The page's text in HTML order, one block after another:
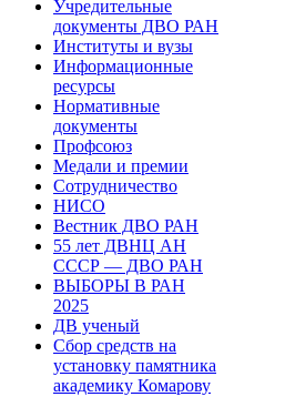
Учредительные
документы ДВО РАН
Институты и вузы
Информационные
ресурсы
Нормативные
документы
Профсоюз
Медали и премии
Сотрудничество
НИСО
Вестник ДВО РАН
55 лет ДВНЦ АН
СССР — ДВО РАН
ВЫБОРЫ В РАН
2025
ДВ ученый
Сбор средств на
установку памятника
академику Комарову